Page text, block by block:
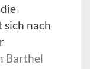
nach
Barthel